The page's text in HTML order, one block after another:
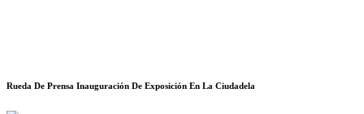
Rueda De Prensa Inauguración De Exposición En La Ciudadela